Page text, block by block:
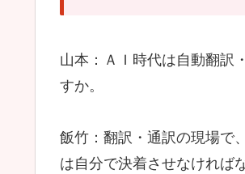
山本：ＡＩ時代は自動翻訳
すか。
飯竹：翻訳・通訳の現場で
は自分で決着させなければ